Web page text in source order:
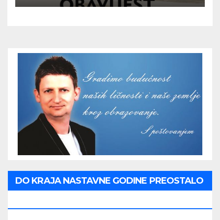
DO KRAJA NASTAVNE GODINE PREOSTALO